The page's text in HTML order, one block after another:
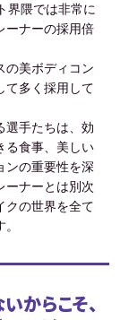
界隈では非常に
ーナーの採用倍
の美ボディコン
て多く採用して
選手たちは、効
る食事、美しい
ンの重要性を深
ーナーとは別次
クの世界を全て
からこそ、